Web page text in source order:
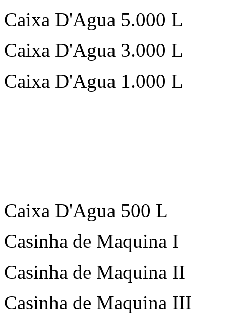
Caixa D'Agua 5.000 L
Caixa D'Agua 3.000 L
Caixa D'Agua 1.000 L
Caixa D'Agua 500 L
Casinha de Maquina I
Casinha de Maquina II
Casinha de Maquina III